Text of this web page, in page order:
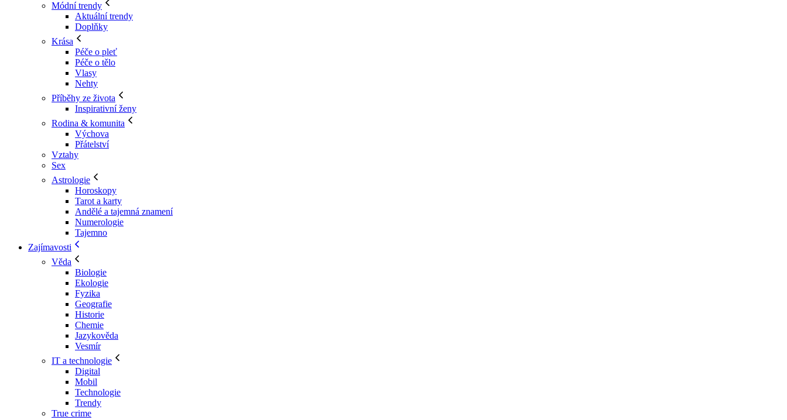
Módní trendy
Aktuální trendy
Doplňky
Krása
Péče o pleť
Péče o tělo
Vlasy
Nehty
Příběhy ze života
Inspirativní ženy
Rodina & komunita
Výchova
Přátelství
Vztahy
Sex
Astrologie
Horoskopy
Tarot a karty
Andělé a tajemná znamení
Numerologie
Tajemno
Zajímavosti
Věda
Biologie
Ekologie
Fyzika
Geografie
Historie
Chemie
Jazykověda
Vesmír
IT a technologie
Digital
Mobil
Technologie
Trendy
True crime